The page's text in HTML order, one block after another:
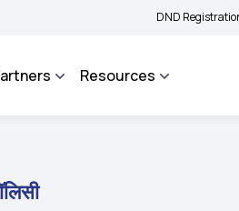
and complainants to file their
DND
Resources